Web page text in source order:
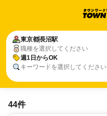
東京都長沼駅
職種を選択してください
週1日からOK
キーワードを選択してください
44件